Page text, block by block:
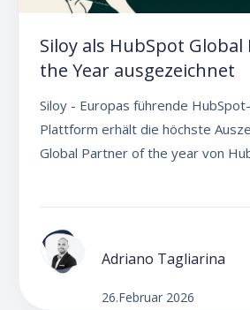
Siloy als HubSpot
the Year ausgezeichnet
Siloy - Europas führende
Plattform erhält die höchste
Global Partner of the year von
Adriano Tagliarina
26.Februar 2026